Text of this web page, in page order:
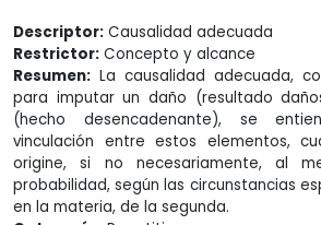
Descriptor: Causalidad adecuada
Restrictor: Concepto y alcance
Resumen: La causalidad adecuada,
para imputar un daño (resultado
(hecho desencadenante), se
vinculación entre estos elementos,
origine, si no necesariamente, al
probabilidad, según las circunstancias
en la materia, de la segunda.